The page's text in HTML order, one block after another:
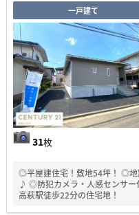
一戸建て
31枚
◎平屋建住宅！敷地54坪！ ◎
♪ ◎防犯カメラ・人感センサ
高萩駅徒歩22分の住宅地！